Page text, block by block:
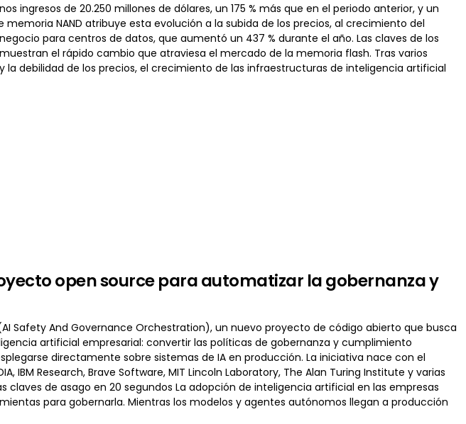
ingresos de 20.250 millones de dólares, un 175 % más que en el periodo anterior, y un
memoria NAND atribuye esta evolución a la subida de los precios, al crecimiento del
para centros de datos, que aumentó un 437 % durante el año. Las claves de los
el rápido cambio que atraviesa el mercado de la memoria flash. Tras varios
debilidad de los precios, el crecimiento de las infraestructuras de inteligencia artificial
open source para automatizar la gobernanza y
Safety And Governance Orchestration), un nuevo proyecto de código abierto que busca
artificial empresarial: convertir las políticas de gobernanza y cumplimiento
directamente sobre sistemas de IA en producción. La iniciativa nace con el
IBM Research, Brave Software, MIT Lincoln Laboratory, The Alan Turing Institute y varias
claves de asago en 20 segundos La adopción de inteligencia artificial en las empresas
para gobernarla. Mientras los modelos y agentes autónomos llegan a producción